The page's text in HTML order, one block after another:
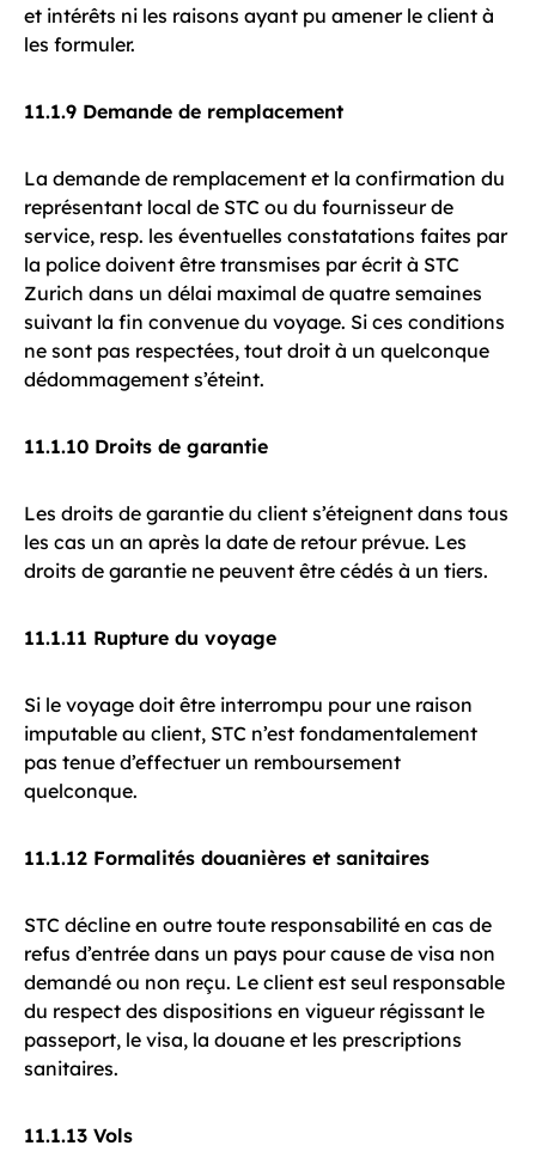
et intérêts ni les raisons ayant pu amener le client à
les formuler.
11.1.9 Demande de remplacement
La demande de remplacement et la confirmation du
représentant local de STC ou du fournisseur de
service, resp. les éventuelles constatations faites par
la police doivent être transmises par écrit à STC
Zurich dans un délai maximal de quatre semaines
suivant la fin convenue du voyage. Si ces conditions
ne sont pas respectées, tout droit à un quelconque
dédommagement s’éteint.
11.1.10 Droits de garantie
Les droits de garantie du client s’éteignent dans tous
les cas un an après la date de retour prévue. Les
droits de garantie ne peuvent être cédés à un tiers.
11.1.11 Rupture du voyage
Si le voyage doit être interrompu pour une raison
imputable au client, STC n’est fondamentalement
pas tenue d’effectuer un remboursement
quelconque.
11.1.12 Formalités douanières et sanitaires
STC décline en outre toute responsabilité en cas de
refus d’entrée dans un pays pour cause de visa non
demandé ou non reçu. Le client est seul responsable
du respect des dispositions en vigueur régissant le
passeport, le visa, la douane et les prescriptions
sanitaires.
11.1.13 Vols